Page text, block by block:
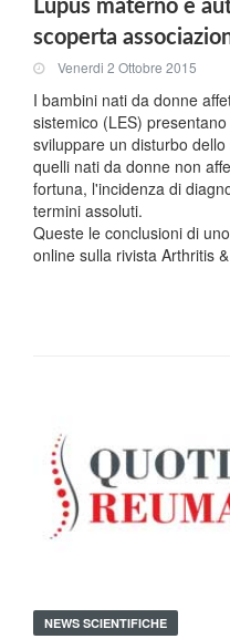
Lupus materno e
scoperta
Venerdi 2 Ottobre 2015
I bambini nati da donne
sistemico (LES)
sviluppare un disturbo
quelli nati da donne non
fortuna, l'incidenza di
termini assoluti.
Queste le conclusioni di
online sulla rivista Arthritis
NEWS SCIENTIFICHE